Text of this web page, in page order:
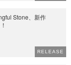
Stone、新作
RELEASE